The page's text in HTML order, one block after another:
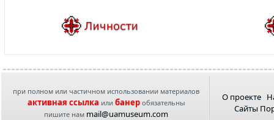
при полном или частичном использовании материалов
активная ссылка или банеробязательны
пишите нам mail@uamuseum.com
О проекте
Сайты